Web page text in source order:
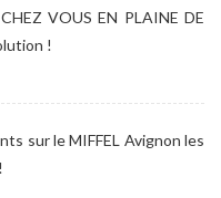
VOUS EN PLAINE DE
!
sur le MIFFEL Avignon les